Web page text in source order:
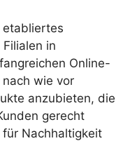
etabliertes
in
Online-
wie vor
anzubieten, die
gerecht
Nachhaltigkeit